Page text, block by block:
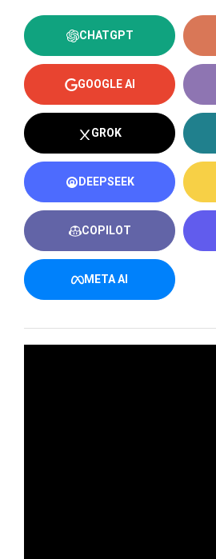
CHATGPT
GOOGLE AI
GROK
DEEPSEEK
COPILOT
META AI